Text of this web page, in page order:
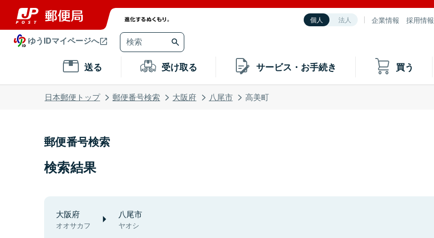
個人 法人 企業情報 採用情報
ゆうIDマイページへ
送る 受け取る サービス・お手続き 買う
日本郵便トップ 郵便番号検索 大阪府 八尾市 高美町
郵便番号検索
検索結果
大阪府
オオサカフ
八尾市
ヤオシ